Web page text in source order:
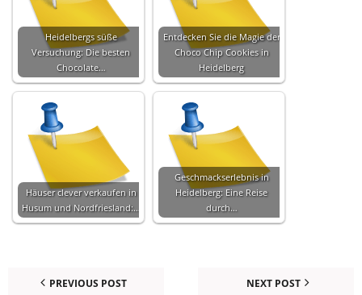
Heidelbergs süße
Versuchung: Die besten
Chocolate…
Entdecken Sie die Magie der
Choco Chip Cookies in
Heidelberg
Häuser clever verkaufen in
Husum und Nordfriesland:…
Geschmackserlebnis in
Heidelberg: Eine Reise
durch…
PREVIOUS POST NEXT POST